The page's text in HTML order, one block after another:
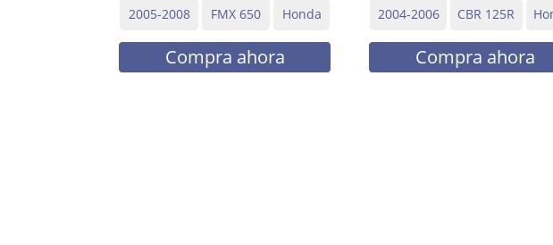
2005-2008 FMX 650 Honda
Compra ahora
2004-2006 CBR 125R
Compra ahora